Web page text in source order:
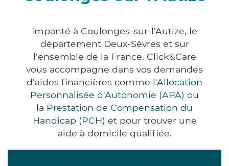
Impanté à Coulonges-sur-l'Autize, le
département Deux-Sèvres et sur
l'ensemble de la France, Click&Care
vous accompagne dans vos demandes
d'aides financières comme l'Allocation
Personnalisée d'Autonomie (APA) ou
la Prestation de Compensation du
Handicap (PCH) et pour trouver une
aide à domicile qualifiée.